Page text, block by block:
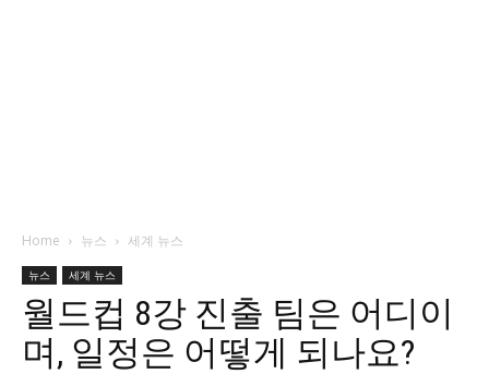
Home 뉴스 세계 뉴스
뉴스 세계 뉴스
월드컵 8강 진출 팀은 어디이
며, 일정은 어떻게 되나요?